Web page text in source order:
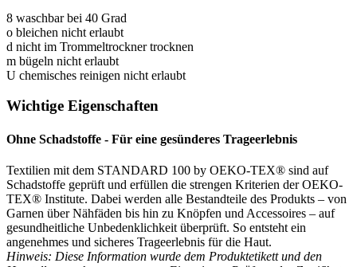
8 waschbar bei 40 Grad
o bleichen nicht erlaubt
d nicht im Trommeltrockner trocknen
m bügeln nicht erlaubt
U chemisches reinigen nicht erlaubt
Wichtige Eigenschaften
Ohne Schadstoffe - Für eine gesünderes Trageerlebnis
Textilien mit dem STANDARD 100 by OEKO-TEX® sind auf
Schadstoffe geprüft und erfüllen die strengen Kriterien der OEKO-
TEX® Institute. Dabei werden alle Bestandteile des Produkts – von
Garnen über Nähfäden bis hin zu Knöpfen und Accessoires – auf
gesundheitliche Unbedenklichkeit überprüft. So entsteht ein
angenehmes und sicheres Trageerlebnis für die Haut.
Hinweis: Diese Information wurde dem Produktetikett und den